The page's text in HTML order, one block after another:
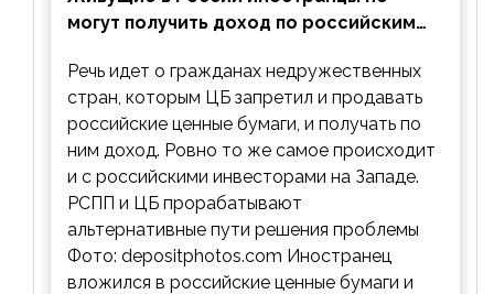
могут получить доход по российским
Речь идет о гражданах недружественных
стран, которым ЦБ запретил и продавать
российские ценные бумаги, и получать по
ним доход. Ровно то же самое происходит
и с российскими инвесторами на Западе.
РСПП и ЦБ прорабатывают
альтернативные пути решения проблемы
Фото: depositphotos.com Иностранец
вложился в российские ценные бумаги и